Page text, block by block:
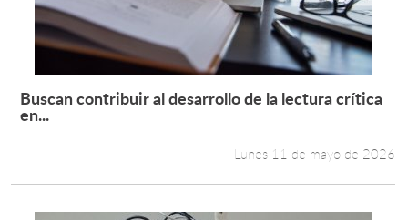
Leer más +
Buscan contribuir al desarrollo de la lectura crítica
en...
Lunes 11 de mayo de 2026